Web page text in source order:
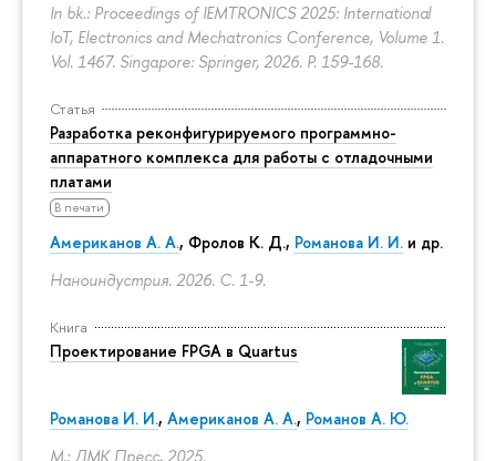
In bk.: Proceedings of IEMTRONICS 2025: International
IoT, Electronics and Mechatronics Conference, Volume 1.
Vol. 1467. Singapore: Springer, 2026. P. 159-168.
Статья
Разработка реконфигурируемого программно-
аппаратного комплекса для работы с отладочными
платами
В печати
Американов А. А., Фролов К. Д., Романова И. И. и др.
Наноиндустрия. 2026. С. 1-9.
Книга
Проектирование FPGA в Quartus
Романова И. И., Американов А. А., Романов А. Ю.
М.: ДМК Пресс, 2025.